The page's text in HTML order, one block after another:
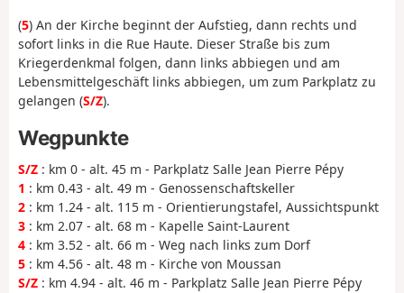
(5) An der Kirche beginnt der Aufstieg, dann rechts und
sofort links in die Rue Haute. Dieser Straße bis zum
Kriegerdenkmal folgen, dann links abbiegen und am
Lebensmittelgeschäft links abbiegen, um zum Parkplatz zu
gelangen (S/Z).
Wegpunkte
S/Z : km 0 - alt. 45 m - Parkplatz Salle Jean Pierre Pépy
1 : km 0.43 - alt. 49 m - Genossenschaftskeller
2 : km 1.24 - alt. 115 m - Orientierungstafel, Aussichtspunkt
3 : km 2.07 - alt. 68 m - Kapelle Saint-Laurent
4 : km 3.52 - alt. 66 m - Weg nach links zum Dorf
5 : km 4.56 - alt. 48 m - Kirche von Moussan
S/Z : km 4.94 - alt. 46 m - Parkplatz Salle Jean Pierre Pépy